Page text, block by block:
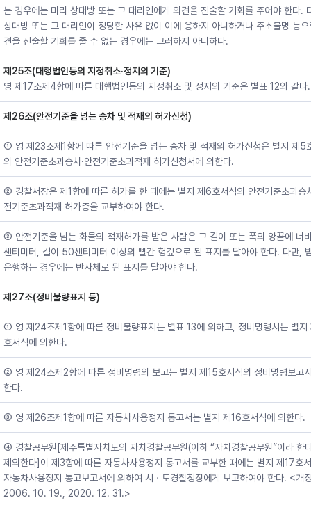
는 경우에는 미리 상대방 또는 그 대리인에게 의견을 진술할 기회를 주어야 한다.
상대방 또는 그 대리인이 정당한 사유 없이 이에 응하지 아니하거나 주소불명 등
견을 진술할 기회를 줄 수 없는 경우에는 그러하지 아니하다.
제25조(대행법인등의 지정취소·정지의 기준)
영 제17조제4항에 따른 대행법인등의 지정취소 및 정지의 기준은 별표 12와 같다.
제26조(안전기준을 넘는 승차 및 적재의 허가신청)
① 영 제23조제1항에 따른 안전기준을 넘는 승차 및 적재의 허가신청은 별지 제5
의 안전기준초과승차·안전기준초과적재 허가신청서에 의한다.
② 경찰서장은 제1항에 따른 허가를 한 때에는 별지 제6호서식의 안전기준초과승
전기준초과적재 허가증을 교부하여야 한다.
③ 안전기준을 넘는 화물의 적재허가를 받은 사람은 그 길이 또는 폭의 양끝에 너
센티미터, 길이 50센티미터 이상의 빨간 헝겊으로 된 표지를 달아야 한다. 다만,
운행하는 경우에는 반사체로 된 표지를 달아야 한다.
제27조(정비불량표지 등)
① 영 제24조제1항에 따른 정비불량표지는 별표 13에 의하고, 정비명령서는 별지
호서식에 의한다.
② 영 제24조제2항에 따른 정비명령의 보고는 별지 제15호서식의 정비명령보고
한다.
③ 영 제26조제1항에 따른 자동차사용정지 통고서는 별지 제16호서식에 의한다.
④ 경찰공무원[제주특별자치도의 자치경찰공무원(이하 “자치경찰공무원”이라 한
제외한다]이 제3항에 따른 자동차사용정지 통고서를 교부한 때에는 별지 제17호
자동차사용정지 통고보고서에 의하여 시ㆍ도경찰청장에게 보고하여야 한다. <개
2006. 10. 19., 2020. 12. 31.>